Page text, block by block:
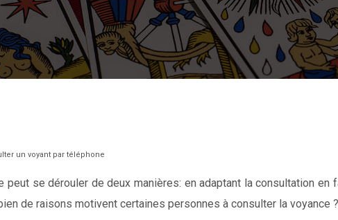
un voyant par téléphone
peut se dérouler de deux manières: en adaptant la consultation
de raisons motivent certaines personnes à consulter la voyance ?